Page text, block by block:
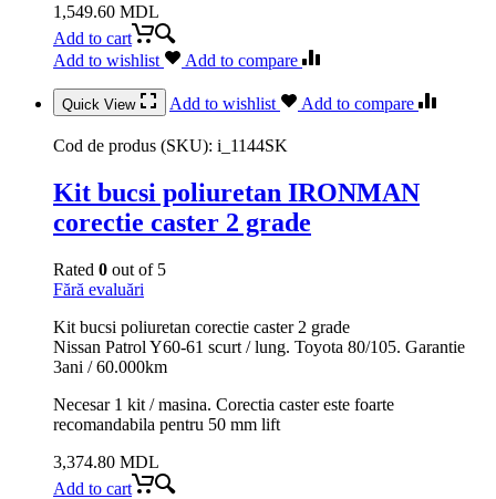
1,549.60 MDL
Add to cart
Add to wishlist
Add to compare
Quick View Add to wishlist Add to compare
Cod de produs (SKU): i_1144SK
Kit bucsi poliuretan IRONMAN
corectie caster 2 grade
Rated 0 out of 5
Fără evaluări
Kit bucsi poliuretan corectie caster 2 grade
Nissan Patrol Y60-61 scurt / lung. Toyota 80/105. Garantie
3ani / 60.000km
Necesar 1 kit / masina. Corectia caster este foarte
recomandabila pentru 50 mm lift
3,374.80 MDL
Add to cart